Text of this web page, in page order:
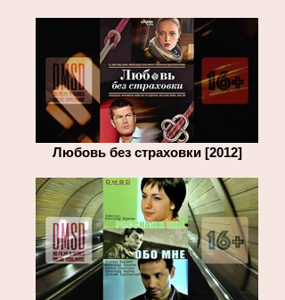
Любовь без страховки [2012]